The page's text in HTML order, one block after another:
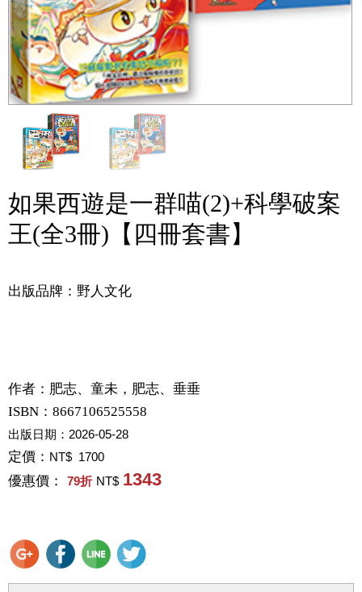
如果西遊是一群喵(2)+科學破案
王(全3冊)【四冊套書】
出版品牌：野人文化
作者： 肥志、童未，肥志、垂垂
ISBN：8667106525558
出版日期： 2026-05-28
定價： NT$ 1700
優惠價： 79折 NT$ 1343